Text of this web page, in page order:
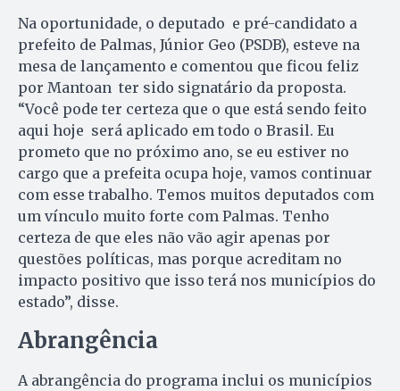
Na oportunidade, o deputado e pré-candidato a
prefeito de Palmas, Júnior Geo (PSDB), esteve na
mesa de lançamento e comentou que ficou feliz
por Mantoan ter sido signatário da proposta.
“Você pode ter certeza que o que está sendo feito
aqui hoje será aplicado em todo o Brasil. Eu
prometo que no próximo ano, se eu estiver no
cargo que a prefeita ocupa hoje, vamos continuar
com esse trabalho. Temos muitos deputados com
um vínculo muito forte com Palmas. Tenho
certeza de que eles não vão agir apenas por
questões políticas, mas porque acreditam no
impacto positivo que isso terá nos municípios do
estado”, disse.
Abrangência
A abrangência do programa inclui os municípios